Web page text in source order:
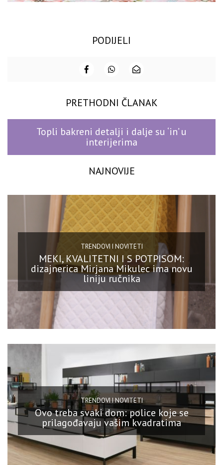
PODIJELI
PRETHODNI ČLANAK
Topli bakreni detalji i dalje su ‘in’ u
interijerima
NAJNOVIJE
TRENDOVI I NOVITETI
MEKI, KVALITETNI I S POTPISOM:
dizajnerica Mirjana Mikulec ima novu
liniju ručnika
TRENDOVI I NOVITETI
Ovo treba svaki dom: police koje se
prilagođavaju vašim kvadratima